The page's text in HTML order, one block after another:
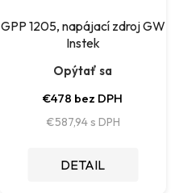
GPP 1205, napájací zdroj GW
Instek
Opýtať sa
€478 bez DPH
€587,94
DETAIL